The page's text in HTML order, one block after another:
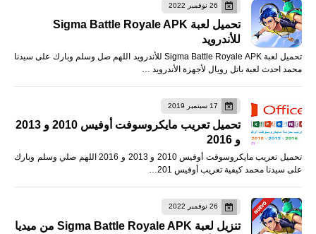
26 نوفمبر 2022
تحميل لعبة Sigma Battle Royale APK
للأندرويد
تحميل لعبة Sigma Battle Royale APK للأندرويد اللهم صل وسلم وبارك على سيدنا
محمد احدث لعبة باتل رويال لأجهزة الأندرويد …
17 سبتمبر 2019
تحميل تعريب مايكروسوفت أوفيس 2010 و 2013
و 2016
تحميل تعريب مايكروسوفت أوفيس 2010 و 2013 و 2016 اللهم صلي وسلم وبارك
على سيدنا محمد كيفية تعريب أوفيس 201…
26 نوفمبر 2022
تنزيل لعبة Sigma Battle Royale APK من ميديا